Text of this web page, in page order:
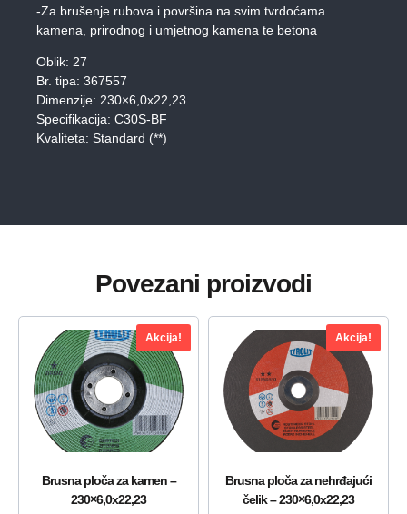
-Za brušenje rubova i površina na svim tvrdoćama
kamena, prirodnog i umjetnog kamena te betona
Oblik: 27
Br. tipa: 367557
Dimenzije: 230×6,0x22,23
Specifikacija: C30S-BF
Kvaliteta: Standard (**)
Povezani proizvodi
Akcija!
Brusna ploča za kamen –
230×6,0x22,23
Akcija!
Brusna ploča za nehrđajući
čelik – 230×6,0x22,23